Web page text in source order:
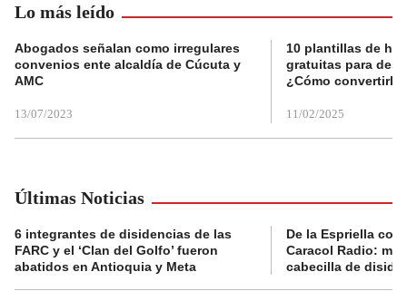
Lo más leído
Abogados señalan como irregulares
convenios ente alcaldía de Cúcuta y
AMC
13/07/2023
10 plantillas de
gratuitas para
¿Cómo convertirla
11/02/2025
Últimas Noticias
6 integrantes de disidencias de las
FARC y el ‘Clan del Golfo’ fueron
abatidos en Antioquia y Meta
De la Espriella
Caracol Radio:
cabecilla de